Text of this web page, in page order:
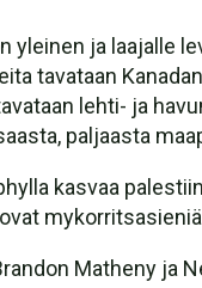
yleinen ja laajalle
tavataan
lehti- ja
paljaasta
kasvaa
Matheny ja